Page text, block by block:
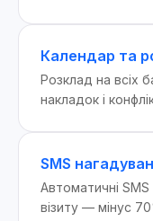
Календар та
Розклад на всіх
накладок і
SMS
Автоматичні
візиту — мінус